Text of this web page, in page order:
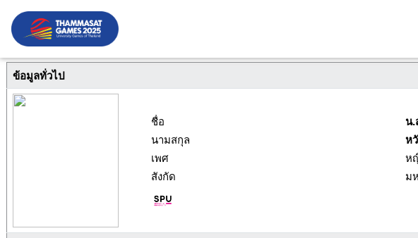
ข้อมูลทั่วไป
ชื่อ
น.
นามสกุล
ห
เพศ
ห
สังกัด
ม